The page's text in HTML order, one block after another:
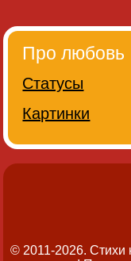
Про любовь
Статусы
Картинки
© 2011-2026.